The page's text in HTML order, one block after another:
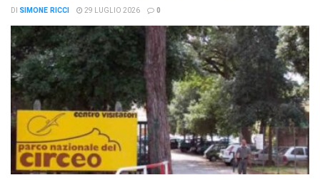
DI SIMONE RICCI 29 LUGLIO 2026 0